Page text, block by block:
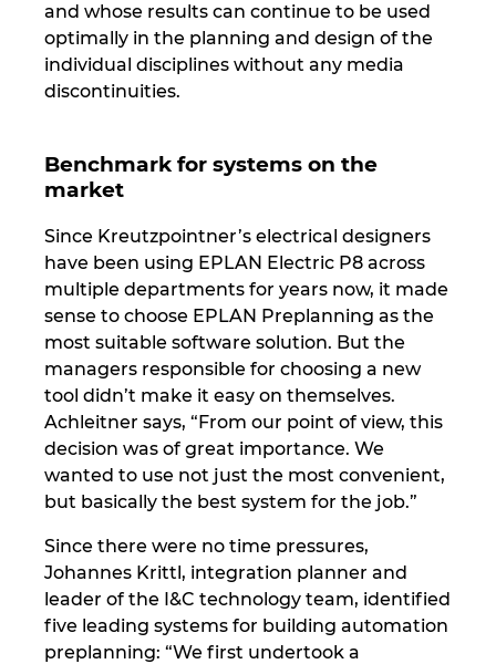
and whose results can continue to be used
optimally in the planning and design of the
individual disciplines without any media
discontinuities.
Benchmark for systems on the
market
Since Kreutzpointner’s electrical designers
have been using EPLAN Electric P8 across
multiple departments for years now, it made
sense to choose EPLAN Preplanning as the
most suitable software solution. But the
managers responsible for choosing a new
tool didn’t make it easy on themselves.
Achleitner says, “From our point of view, this
decision was of great importance. We
wanted to use not just the most convenient,
but basically the best system for the job.”
Since there were no time pressures,
Johannes Krittl, integration planner and
leader of the I&C technology team, identified
five leading systems for building automation
preplanning: “We first undertook a
Mexico
Netherlands
Norway
Peru
Philippines
Poland
Portugal
Romania
Singapore
Slovakia